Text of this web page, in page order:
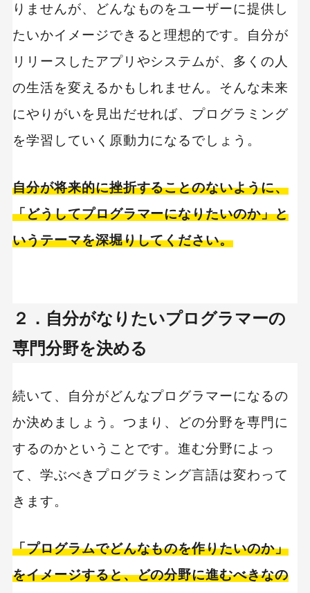
りませんが、どんなものをユーザーに提供し
たいかイメージできると理想的です。自分が
リリースしたアプリやシステムが、多くの人
の生活を変えるかもしれません。そんな未来
にやりがいを見出だせれば、プログラミング
を学習していく原動力になるでしょう。
自分が将来的に挫折することのないように、
「どうしてプログラマーになりたいのか」と
いうテーマを深堀りしてください。
２．自分がなりたいプログラマーの
専門分野を決める
続いて、自分がどんなプログラマーになるの
か決めましょう。つまり、どの分野を専門に
するのかということです。進む分野によっ
て、学ぶべきプログラミング言語は変わって
きます。
「プログラムでどんなものを作りたいのか」
をイメージすると、どの分野に進むべきなの